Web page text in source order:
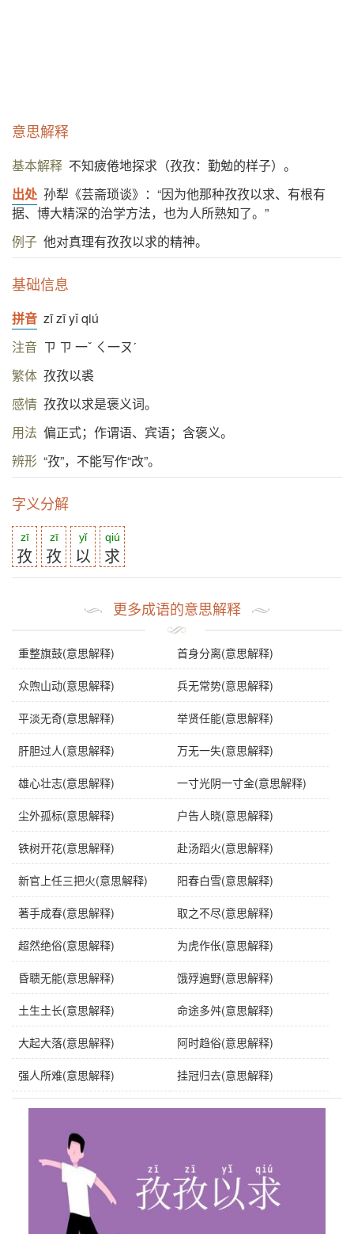
意思解释
基本解释 不知疲倦地探求（孜孜：勤勉的样子）。
出处 孙犁《芸斋琐谈》：“因为他那种孜孜以求、有根有
据、博大精深的治学方法，也为人所熟知了。”
例子 他对真理有孜孜以求的精神。
基础信息
拼音 zī zī yǐ qiú
注音 ㄗ ㄗ 一ˇ ㄑ一ㄡˊ
繁体 孜孜以裘
感情 孜孜以求是褒义词。
用法 偏正式；作谓语、宾语；含褒义。
辨形 “孜”，不能写作“改”。
字义分解
zī
孜
zī
孜
yǐ
以
qiú
求
更多成语的意思解释
重整旗鼓(意思解释) 首身分离(意思解释)
众喣山动(意思解释) 兵无常势(意思解释)
平淡无奇(意思解释) 举贤任能(意思解释)
肝胆过人(意思解释) 万无一失(意思解释)
雄心壮志(意思解释) 一寸光阴一寸金(意思解释)
尘外孤标(意思解释) 户告人晓(意思解释)
铁树开花(意思解释) 赴汤蹈火(意思解释)
新官上任三把火(意思解释) 阳春白雪(意思解释)
著手成春(意思解释) 取之不尽(意思解释)
超然绝俗(意思解释) 为虎作伥(意思解释)
昏聩无能(意思解释) 饿殍遍野(意思解释)
土生土长(意思解释) 命途多舛(意思解释)
大起大落(意思解释) 阿时趋俗(意思解释)
强人所难(意思解释) 挂冠归去(意思解释)